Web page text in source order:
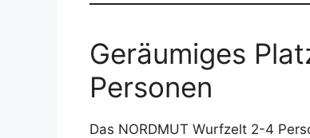
Geräumiges
Personen
Das NORDMUT Wurfzelt 2-4